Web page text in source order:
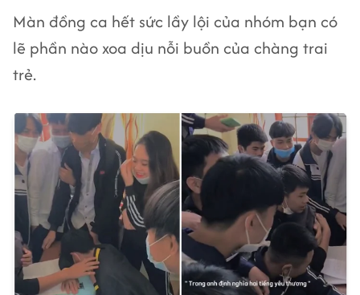
Màn đồng ca hết sức lầy lội của nhóm bạn có
lẽ phần nào xoa dịu nỗi buồn của chàng trai
trẻ.